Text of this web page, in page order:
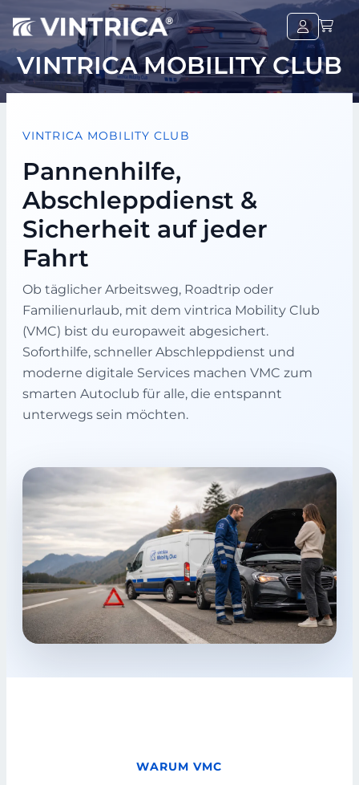
VINTRICA MOBILITY CLUB
VINTRICA MOBILITY CLUB
Pannenhilfe,
Abschleppdienst &
Sicherheit auf jeder
Fahrt
Ob täglicher Arbeitsweg, Roadtrip oder
Familienurlaub, mit dem vintrica Mobility Club
(VMC) bist du europaweit abgesichert.
Soforthilfe, schneller Abschleppdienst und
moderne digitale Services machen VMC zum
smarten Autoclub für alle, die entspannt
unterwegs sein möchten.
WARUM VMC